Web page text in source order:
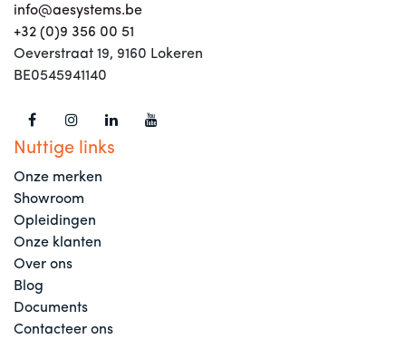
info@aesystems.be
+32 (0)9 356 00 51
Oeverstraat 19, 9160 Lokeren
BE0545941140
Nuttige links
Onze merken
Showroom
Opleidingen
Onze klanten
Over ons
Blog
Documents
Contacteer ons